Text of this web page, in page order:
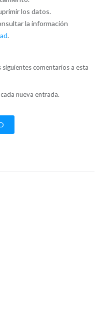
los datos.
la información
.
comentarios a esta
nueva entrada.